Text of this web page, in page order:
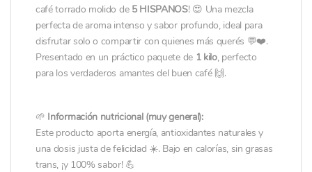
café torrado molido de 5 HISPANOS! 😍 Una mezcla
perfecta de aroma intenso y sabor profundo, ideal para
disfrutar solo o compartir con quienes más querés 💬❤️.
Presentado en un práctico paquete de 1 kilo, perfecto
para los verdaderos amantes del buen café 🙌.
🌱 Información nutricional (muy general):
Este producto aporta energía, antioxidantes naturales y
una dosis justa de felicidad ☀️. Bajo en calorías, sin grasas
trans, ¡y 100% sabor! 💪